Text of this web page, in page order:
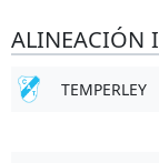
ALINEACIÓN
TEMPERLEY